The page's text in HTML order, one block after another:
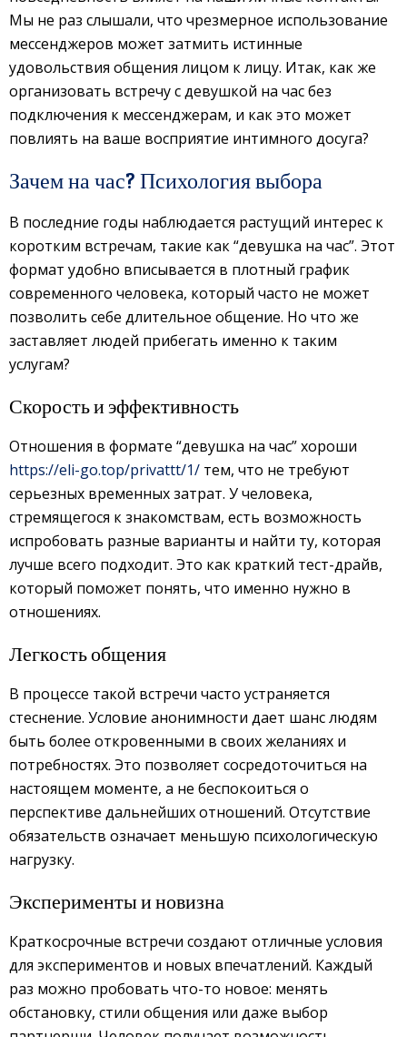
Мы не раз слышали, что чрезмерное использование
мессенджеров может затмить истинные
удовольствия общения лицом к лицу. Итак, как же
организовать встречу с девушкой на час без
подключения к мессенджерам, и как это может
повлиять на ваше восприятие интимного досуга?
Зачем на час? Психология выбора
В последние годы наблюдается растущий интерес к
коротким встречам, такие как “девушка на час”. Этот
формат удобно вписывается в плотный график
современного человека, который часто не может
позволить себе длительное общение. Но что же
заставляет людей прибегать именно к таким
услугам?
Скорость и эффективность
Отношения в формате “девушка на час” хороши
https://eli-go.top/privattt/1/ тем, что не требуют
серьезных временных затрат. У человека,
стремящегося к знакомствам, есть возможность
испробовать разные варианты и найти ту, которая
лучше всего подходит. Это как краткий тест-драйв,
который поможет понять, что именно нужно в
отношениях.
Легкость общения
В процессе такой встречи часто устраняется
стеснение. Условие анонимности дает шанс людям
быть более откровенными в своих желаниях и
потребностях. Это позволяет сосредоточиться на
настоящем моменте, а не беспокоиться о
перспективе дальнейших отношений. Отсутствие
обязательств означает меньшую психологическую
нагрузку.
Эксперименты и новизна
Краткосрочные встречи создают отличные условия
для экспериментов и новых впечатлений. Каждый
раз можно пробовать что-то новое: менять
обстановку, стили общения или даже выбор